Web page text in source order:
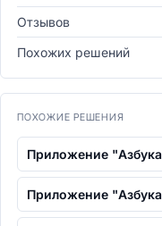
Отзывов
Похожих решений
ПОХОЖИЕ РЕШЕНИЯ